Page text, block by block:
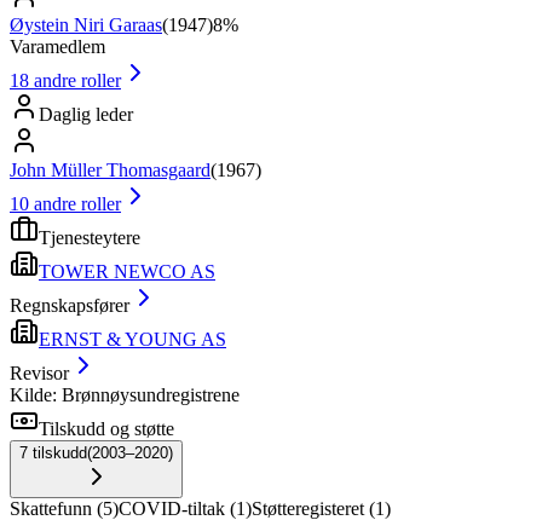
Øystein Niri Garaas(1947)8%
Varamedlem
18 andre roller
Daglig leder
John Müller Thomasgaard(1967)
10 andre roller
Tjenesteytere
TOWER NEWCO AS
Regnskapsfører
ERNST & YOUNG AS
Revisor
Kilde: Brønnøysundregistrene
Tilskudd og støtte
7 tilskudd(2003–2020)
Skattefunn (5)COVID-tiltak (1)Støtteregisteret (1)